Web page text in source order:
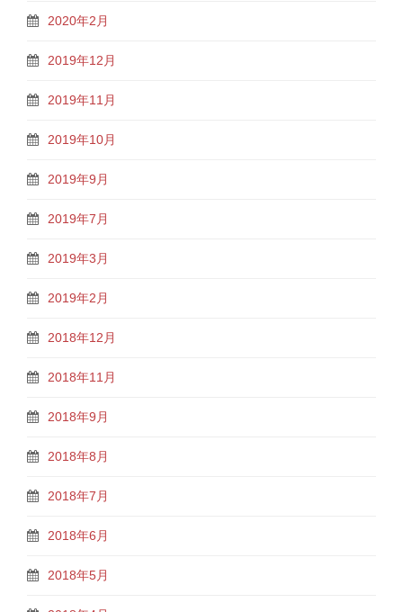
2020年2月
2019年12月
2019年11月
2019年10月
2019年9月
2019年7月
2019年3月
2019年2月
2018年12月
2018年11月
2018年9月
2018年8月
2018年7月
2018年6月
2018年5月